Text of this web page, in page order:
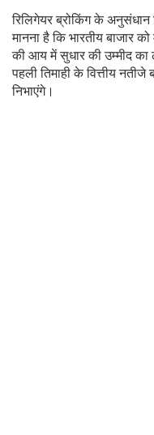
रिलिगेयर ब्रोकिंग के अनुसंधान
मानना है कि भारतीय बाजार
की आय में सुधार की उम्मीद
पहली तिमाही के वित्तीय
निभाएंगे।